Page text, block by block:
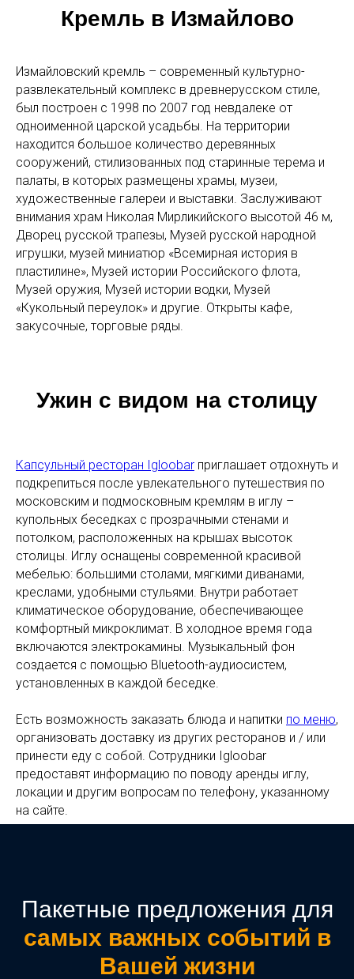
Кремль в Измайлово
Измайловский кремль – современный культурно-
развлекательный комплекс в древнерусском стиле,
был построен с 1998 по 2007 год невдалеке от
одноименной царской усадьбы. На территории
находится большое количество деревянных
сооружений, стилизованных под старинные терема и
палаты, в которых размещены храмы, музеи,
художественные галереи и выставки. Заслуживают
внимания храм Николая Мирликийского высотой 46 м,
Дворец русской трапезы, Музей русской народной
игрушки, музей миниатюр «Всемирная история в
пластилине», Музей истории Российского флота,
Музей оружия, Музей истории водки, Музей
«Кукольный переулок» и другие. Открыты кафе,
закусочные, торговые ряды.
Ужин с видом на столицу
Капсульный ресторан Igloobar приглашает отдохнуть и
подкрепиться после увлекательного путешествия по
московским и подмосковным кремлям в иглу –
купольных беседках с прозрачными стенами и
потолком, расположенных на крышах высоток
столицы. Иглу оснащены современной красивой
мебелью: большими столами, мягкими диванами,
креслами, удобными стульями. Внутри работает
климатическое оборудование, обеспечивающее
комфортный микроклимат. В холодное время года
включаются электрокамины. Музыкальный фон
создается с помощью Bluetooth-аудиосистем,
установленных в каждой беседке.
Есть возможность заказать блюда и напитки по меню,
организовать доставку из других ресторанов и / или
принести еду с собой. Сотрудники Igloobar
предоставят информацию по поводу аренды иглу,
локации и другим вопросам по телефону, указанному
на сайте.
Пакетные предложения для
самых важных событий в
Вашей жизни